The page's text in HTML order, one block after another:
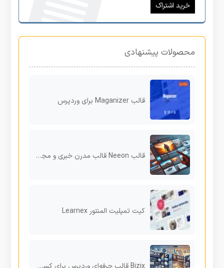
خرید اشتراک
محصولات پیشنهادی
قالب Maganizer برای وردپرس
قالب Neeon قالب مدرن خبری و مجله‌ای وردپرس با طراحی واکنش‌گرا و سئوی حرفه‌ای
کیت تمپلیت المنتور Learnex